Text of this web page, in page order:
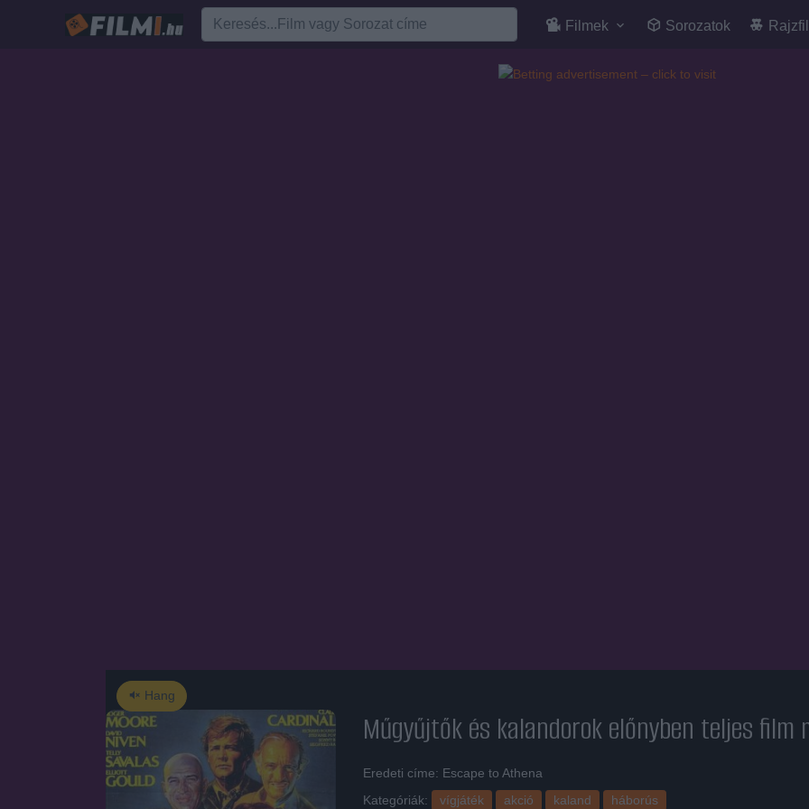
Filmek Sorozatok
Hang
Műgyűjtők és kalandorok előnyben teljes film
Eredeti címe: Escape to Athena
Kategóriák:
vígjáték akció kaland
háborús